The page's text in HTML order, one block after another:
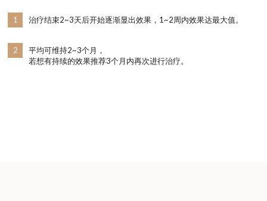
1 治疗结束2~3天后开始逐渐显出效果，1~2周内效果达最大值。
2
平均可维持2~3个月，
若想有持续的效果推荐3个月内再次进行治疗。